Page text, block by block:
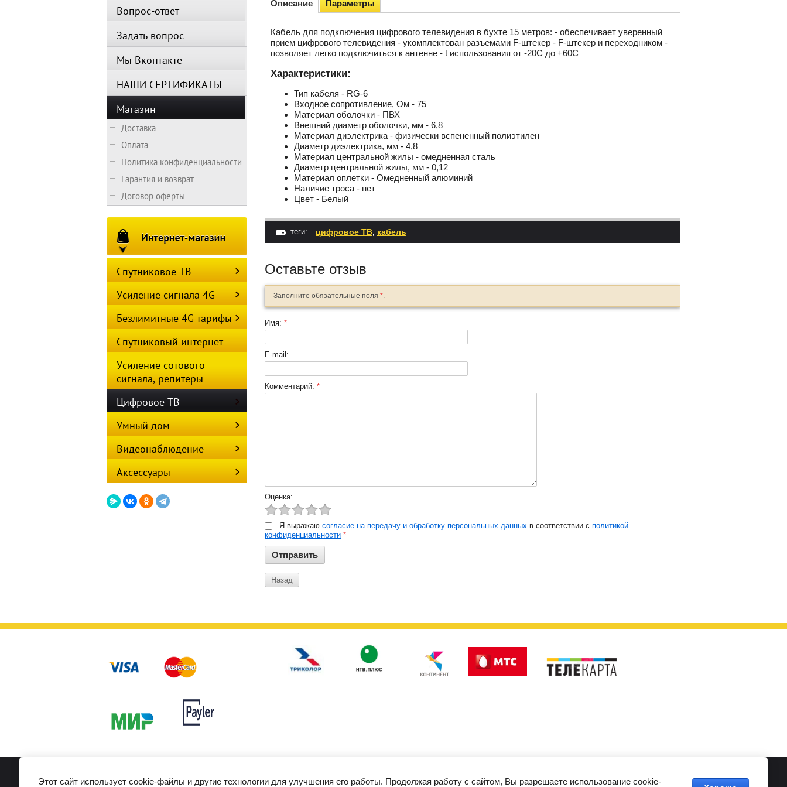
Описание Параметры
Кабель для подключения цифрового телевидения в бухте 15 метров: - обеспечивает уверенный
прием цифрового телевидения - укомплектован разъемами F-штекер - F-штекер и переходником -
позволяет легко подключиться к антенне - t использования от -20C до +60С
Характеристики:
Тип кабеля - RG-6
Входное сопротивление, Ом - 75
Материал оболочки - ПВХ
Внешний диаметр оболочки, мм - 6,8
Материал диэлектрика - физически вспененный полиэтилен
Диаметр диэлектрика, мм - 4,8
Материал центральной жилы - омедненная сталь
Диаметр центральной жилы, мм - 0,12
Материал оплетки - Омедненный алюминий
Наличие троса - нет
Цвет - Белый
теги: цифровое ТВ, кабель
Оставьте отзыв
Заполните обязательные поля *.
Имя: *
E-mail:
Комментарий: *
Оценка:
Я выражаю согласие на передачу и обработку персональных данных в соответствии с политикой
конфиденциальности *
Назад
Вопрос-ответ
Задать вопрос
Мы Вконтакте
НАШИ СЕРТИФИКАТЫ
Магазин
Доставка
Оплата
Политика конфиденциальности
Гарантия и возврат
Договор оферты
Спутниковое ТВ
Усиление сигнала 4G
Безлимитные 4G тарифы
Спутниковый интернет
Усиление сотового
сигнала, репитеры
Цифровое ТВ
Умный дом
Видеонаблюдение
Аксессуары
Этот сайт использует cookie-файлы и другие технологии для улучшения его работы. Продолжая работу с сайтом, Вы разрешаете использование cookie-